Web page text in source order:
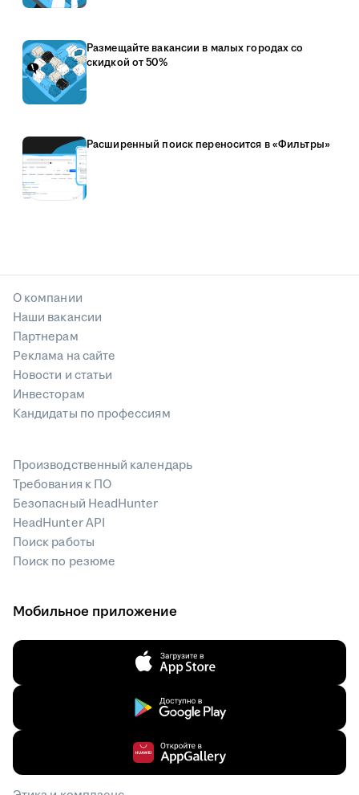
Размещайте вакансии в малых городах со
скидкой от 50%
Расширенный поиск переносится в «Фильтры»
О компании
Наши вакансии
Партнерам
Реклама на сайте
Новости и статьи
Инвесторам
Кандидаты по профессиям
Производственный календарь
Требования к ПО
Безопасный HeadHunter
HeadHunter API
Поиск работы
Поиск по резюме
Мобильное приложение